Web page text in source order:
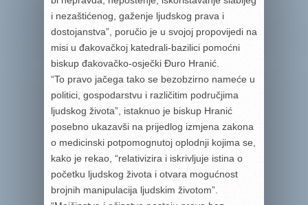
i nezaštićenog, gaženje ljudskog prava i
dostojanstva”, poručio je u svojoj propovijedi na
misi u đakovačkoj katedrali-bazilici pomoćni
biskup đakovačko-osječki Đuro Hranić.
“To pravo jačega tako se bezobzirno nameće u
politici, gospodarstvu i različitim područjima
ljudskog života”, istaknuo je biskup Hranić
posebno ukazavši na prijedlog izmjena zakona
o medicinski potpomognutoj oplodnji kojima se,
kako je rekao, “relativizira i iskrivljuje istina o
početku ljudskog života i otvara mogućnost
brojnih manipulacija ljudskim životom”.